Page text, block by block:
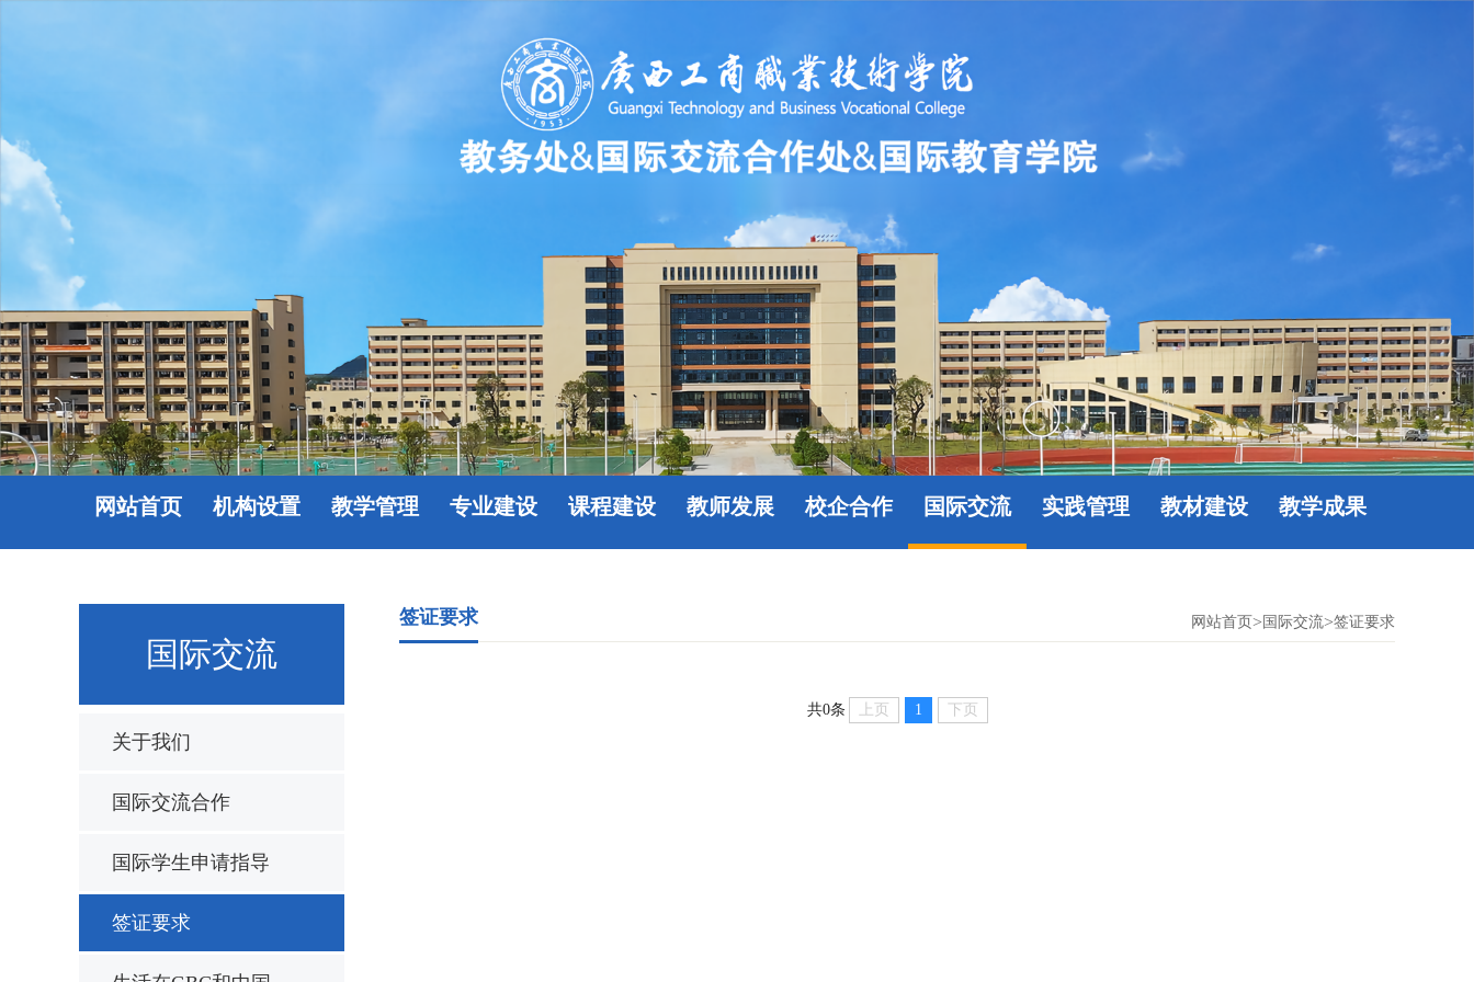
网站首页 机构设置 教学管理 专业建设 课程建设 教师发展 校企合作 国际交流 实践管理 教材建设 教学成果
国际交流
关于我们
国际交流合作
国际学生申请指导
签证要求
签证要求 网站首页 > 国际交流>签证要求
共0条 上页 1 下页